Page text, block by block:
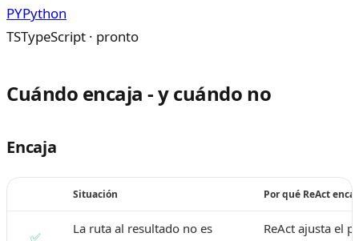
PYPython
TSTypeScript · pronto
Cuándo encaja - y cuándo no
Encaja
Situación Por qué ReAct
✅
La ruta al resultado no es
ReAct ajusta el